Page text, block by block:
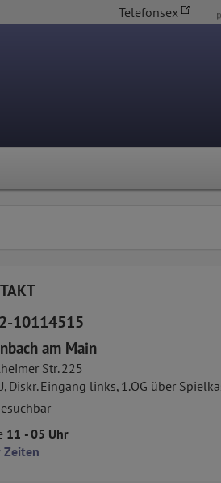
Telefonsex
10114515
am Main
Str. 225
Diskr. Eingang links, 1.OG über
11 - 05 Uhr
Zeiten